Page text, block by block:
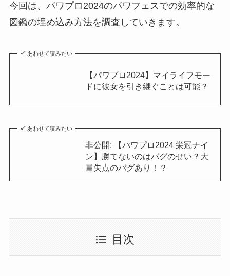
今回は、パワプロ2024のパワフェスでの効率的な
図鑑の埋め込み方法を調査していきます。
あわせて読みたい
【パワプロ2024】マイライフモー
ドに彼女を引き継ぐことは可能？
あわせて読みたい
非公開: 【パワプロ2024 栄冠ナイ
ン】勝てないのはバグのせい？大
量失点のバグあり！？
目次